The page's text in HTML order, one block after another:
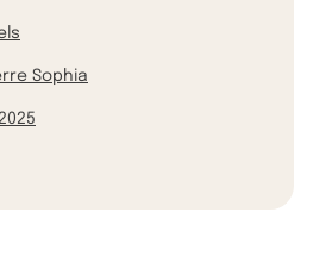
Sophia